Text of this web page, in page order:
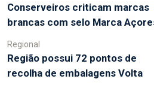
Conserveiros criticam marcas
brancas com selo Marca
Regional
Região possui 72 pontos de
recolha de embalagens Volta